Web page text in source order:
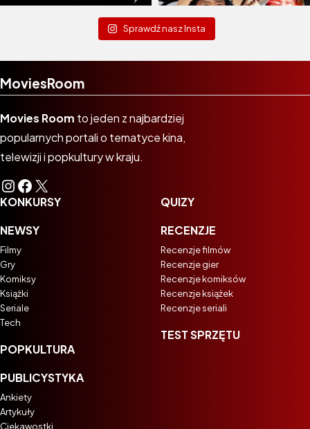
Sprawdź nasz Insta
MoviesRoom
Movies Room to jeden z najbardziej
popularnych portali o tematyce kina,
telewizji i popkultury w kraju.
Instagram
Facebook
X
KONKURSY
NEWSY
Filmy
Gry
Komiksy
Książki
Seriale
Tech
POPKULTURA
PUBLICYSTYKA
Ankiety
Artykuły
Ciekawostki
QUIZY
RECENZJE
Recenzje filmów
Recenzje gier
Recenzje komiksów
Recenzje książek
Recenzje seriali
TEST SPRZĘTU